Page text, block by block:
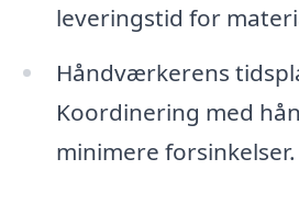
leveringstid for
Håndværkerens
Koordinering med
minimere forsinkelser.